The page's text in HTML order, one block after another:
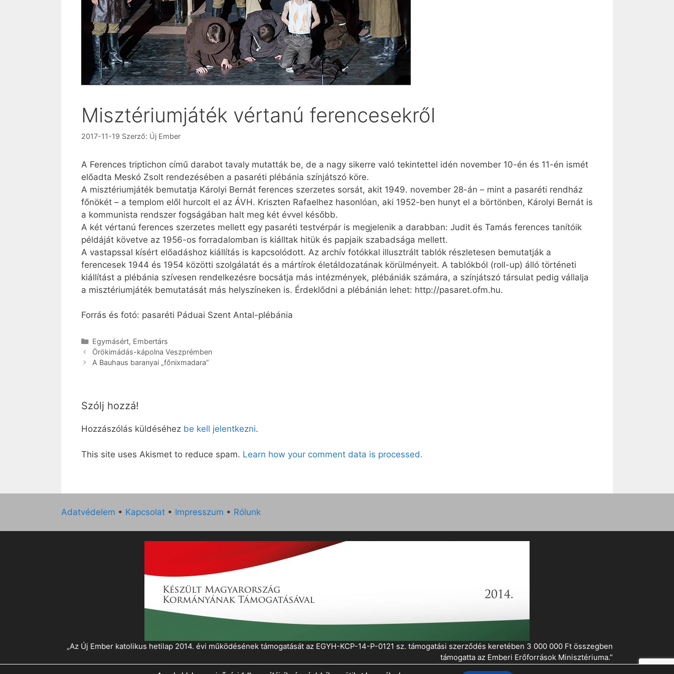
Misztériumjáték vértanú ferencesekről
2017-11-19 Szerző: Új Ember
A Ferences triptichon című darabot tavaly mutatták be, de a nagy sikerre való tekintettel idén november 10-én és 11-én ismét
előadta Meskó Zsolt rendezésében a pasaréti plébánia színjátszó köre.
A misztériumjáték bemutatja Károlyi Bernát ferences szerzetes sorsát, akit 1949. november 28-án – mint a pasaréti rendház
főnökét – a templom elől hurcolt el az ÁVH. Kriszten Rafaelhez hasonlóan, aki 1952-ben hunyt el a börtönben, Károlyi Bernát is
a kommunista rendszer fogságában halt meg két évvel később.
A két vértanú ferences szerzetes mellett egy pasaréti testvérpár is megjelenik a darabban: Judit és Tamás ferences tanítóik
példáját követve az 1956-os forradalomban is kiálltak hitük és papjaik szabadsága mellett.
A vastapssal kísért előadáshoz kiállítás is kapcsolódott. Az archív fotókkal illusztrált tablók részletesen bemutatják a
ferencesek 1944 és 1954 közötti szolgálatát és a mártírok életáldozatának körülményeit. A tablókból (roll-up) álló történeti
kiállítást a plébánia szívesen rendelkezésre bocsátja más intézmények, plébániák számára, a színjátszó társulat pedig vállalja
a misztériumjáték bemutatását más helyszíneken is. Érdeklődni a plébánián lehet: http://pasaret.ofm.hu.
Forrás és fotó: pasaréti Páduai Szent Antal-plébánia
Kategória
Egymásért, Embertárs
Örökimádás-kápolna Veszprémben
A Bauhaus baranyai „főnixmadara”
Szólj hozzá!
Hozzászólás küldéséhez be kell jelentkezni.
This site uses Akismet to reduce spam. Learn how your comment data is processed.
Adatvédelem • Kapcsolat • Impresszum • Rólunk
„Az Új Ember katolikus hetilap 2014. évi működésének támogatását az EGYH-KCP-14-P-0121 sz. támogatási szerződés keretében 3 000 000 Ft összegben
támogatta az Emberi Erőforrások Minisztériuma.”